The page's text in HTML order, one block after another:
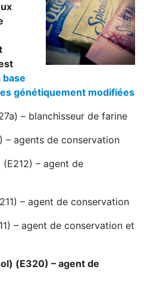
base
génétiquement modifiées
– blanchisseur de farine
– agents de conservation
– agent de
– agent de conservation
– agent de conservation et
(E320) – agent de